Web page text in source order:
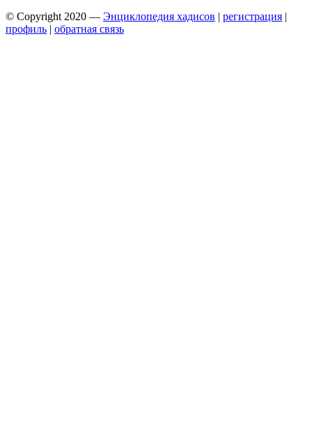
© Copyright 2020 — Энциклопедия хадисов | регистрация |
профиль | обратная связь